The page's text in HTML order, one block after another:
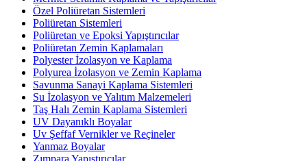
Özel Poliüretan Sistemleri
Poliüretan Sistemleri
Poliüretan ve Epoksi Yapıştırıcılar
Poliüretan Zemin Kaplamaları
Polyester İzolasyon ve Kaplama
Polyurea İzolasyon ve Zemin Kaplama
Savunma Sanayi Kaplama Sistemleri
Su İzolasyon ve Yalıtım Malzemeleri
Taş Halı Zemin Kaplama Sistemleri
UV Dayanıklı Boyalar
Uv Şeffaf Vernikler ve Reçineler
Yanmaz Boyalar